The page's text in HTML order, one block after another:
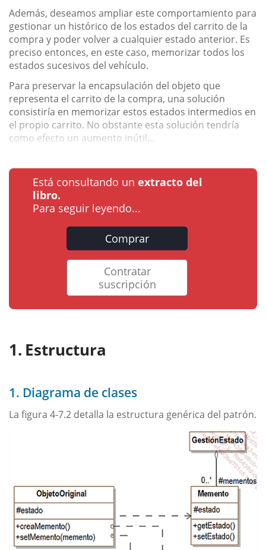
Además, deseamos ampliar este comportamiento para
gestionar un histórico de los estados del carrito de la
compra y poder volver a cualquier estado anterior. Es
preciso entonces, en este caso, memorizar todos los
estados sucesivos del vehículo.
Para preservar la encapsulación del objeto que
representa el carrito de la compra, una solución
consistiría en memorizar estos estados intermedios en
el propio carrito. No obstante esta solución tendría
como efecto un aumento inútil...
Está consultando un extracto del
libro.
Para seguir leyendo...
Comprar
Contratar
suscripción
Estructura
1. Diagrama de clases
La figura 4-7.2 detalla la estructura genérica del patrón.